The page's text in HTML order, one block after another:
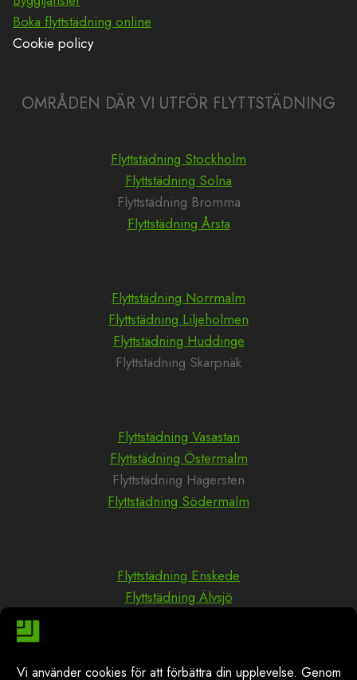
Boka flyttstädning online
Cookie policy
OMRÅDEN DÄR VI UTFÖR FLYTTSTÄDNING
Flyttstädning Stockholm
Flyttstädning Solna
Flyttstädning Bromma
Flyttstädning Årsta
Flyttstädning Norrmalm
Flyttstädning Liljeholmen
Flyttstädning Huddinge
Flyttstädning Skarpnäk
Flyttstädning Vasastan
Flyttstädning Östermalm
Flyttstädning Hägersten
Flyttstädning Södermalm
Flyttstädning Enskede
Flyttstädning Älvsjö